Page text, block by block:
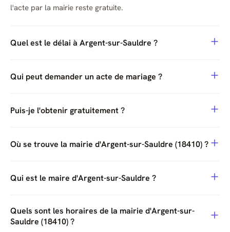
l'acte par la mairie reste gratuite.
Quel est le délai à Argent-sur-Sauldre ?
Qui peut demander un acte de mariage ?
Puis-je l'obtenir gratuitement ?
Où se trouve la mairie d'Argent-sur-Sauldre (18410) ?
Qui est le maire d'Argent-sur-Sauldre ?
Quels sont les horaires de la mairie d'Argent-sur-
Sauldre (18410) ?